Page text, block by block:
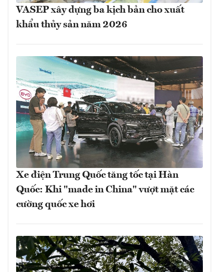
VASEP xây dựng ba kịch bản cho xuất
khẩu thủy sản năm 2026
Xe điện Trung Quốc tăng tốc tại Hàn
Quốc: Khi "made in China" vượt mặt các
cường quốc xe hơi